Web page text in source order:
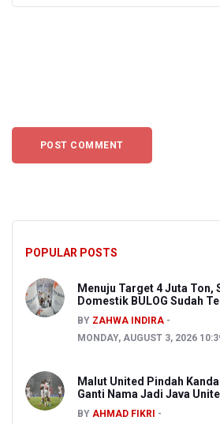
POPULAR POSTS
Menuju Target 4 Juta Ton,
Domestik BULOG Sudah
BY ZAHWA INDIRA
MONDAY, AUGUST 3, 2026
Malut United Pindah
Ganti Nama Jadi Java
BY AHMAD FIKRI